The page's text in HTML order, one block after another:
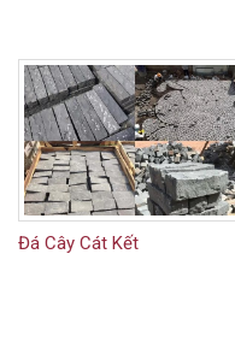
Đá Cây Cát Kết